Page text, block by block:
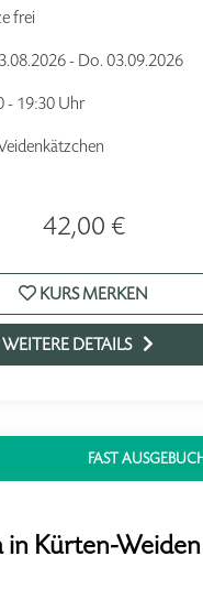
frei
- Do. 03.09.2026
- 19:30 Uhr
42,00 €
KURS MERKEN
WEITERE DETAILS
FAST
in Kürten-Weiden